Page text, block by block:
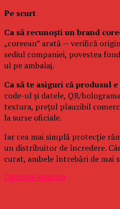
Pe scurt
Ca să recunoști un brand
„coreean” arată — verifică
sediul companiei, povestea
ul pe ambalaj.
Ca să te asiguri că produsul
code-ul și datele, QR/
textura, prețul plauzibil
la surse oficiale.
Iar cea mai simplă protecție
un distribuitor de încredere.
curat, ambele întrebări de mai
Continue Reading